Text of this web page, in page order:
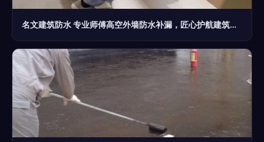
名文建筑防水 专业师傅高空外墙防水补漏，匠心护航建筑安全